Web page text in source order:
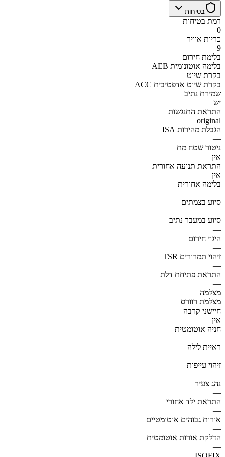
בטיחות
רמת בטיחות
0
כריות אוויר
9
בלימת חירום
AEB בלימה אוטונומית
בקרת שיוט
ACC בקרת שיוט אדפטיבית
שמירת נתיב
יש
התראת התנגשות
original
הגבלת מהירות ISA
—
ניטור שטח מת
אין
התראת תנועה אחורית
אין
בלימה אחורית
—
סיוע בצמתים
—
סיוע במעבר נתיב
—
היגוי חירום
—
זיהוי תמרורים TSR
—
התראת פתיחת דלת
—
מצלמה
מצלמת רוורס
חיישני קרבה
אין
חניה אוטומטית
—
ראיית לילה
—
זיהוי עייפות
—
נהג צעיר
—
התראת ילד אחורי
—
אורות גבוהים אוטומטיים
—
הדלקת אורות אוטומטית
—